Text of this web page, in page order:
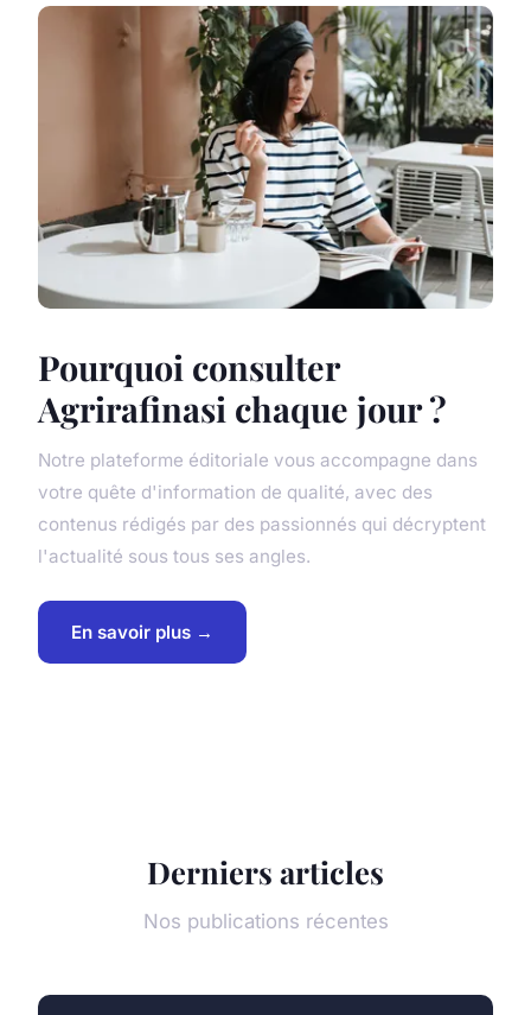
Pourquoi consulter
Agrirafinasi chaque jour ?
Notre plateforme éditoriale vous accompagne dans
votre quête d'information de qualité, avec des
contenus rédigés par des passionnés qui décryptent
l'actualité sous tous ses angles.
En savoir plus →
Derniers articles
Nos publications récentes